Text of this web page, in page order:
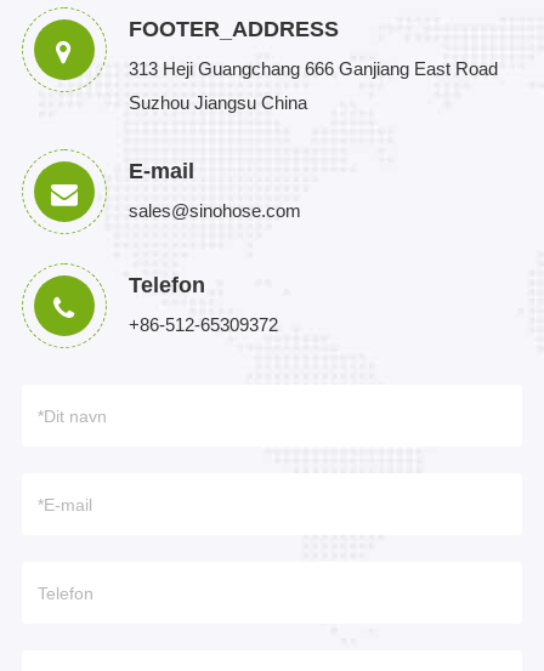
FOOTER_ADDRESS
313 Heji Guangchang 666 Ganjiang East Road
Suzhou Jiangsu China
E-mail
sales@sinohose.com
Telefon
+86-512-65309372